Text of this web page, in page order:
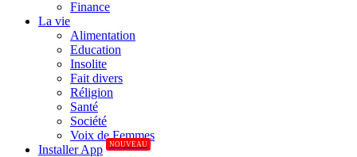
Finance
La vie
Alimentation
Education
Insolite
Fait divers
Réligion
Santé
Société
Voix de Femmes
Installer App
NOUVEAU